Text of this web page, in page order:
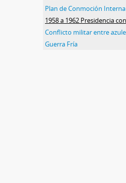
Plan de Conmoción
Guerra Fría